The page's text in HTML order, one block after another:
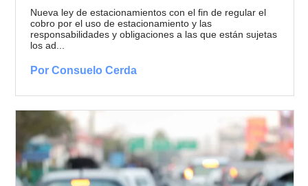
Nueva ley de estacionamientos con el fin de regular el
cobro por el uso de estacionamiento y las
responsabilidades y obligaciones a las que están sujetas
los ad...
Por Consuelo Cerda